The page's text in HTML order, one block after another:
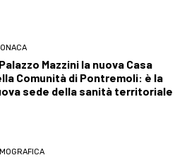
Mazzini la nuova Casa
Comunità di Pontremoli: è la
sede della sanità territoriale